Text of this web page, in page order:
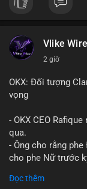
Vlike Wire
2 giờ
OKX: Đối tượng
vọng
- OKX CEO
qua.
- Ông cho rằng
cho phe Nữ trước
hỗ trợ pháp lý.
Đọc thêm